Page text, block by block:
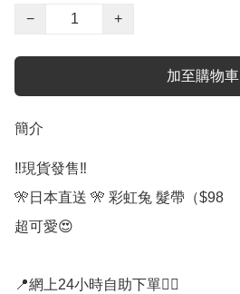
−
+
加至購物車
簡介
‼️現貨發售‼️
🎌日本直送 🎌 彩虹兔 髮帶（$98
超可愛😍
📍網上24小時自助下單👍🏻